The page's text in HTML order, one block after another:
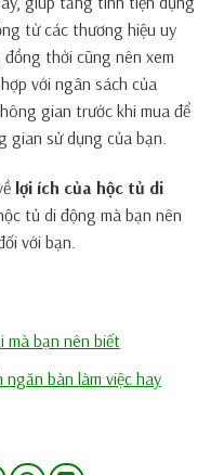
từ các thương hiệu uy
thời cũng nên xem
với ngân sách của
gian trước khi mua để
gian sử dụng của bạn.
lợi ích của hộc tủ di
tủ di động mà bạn nên
với bạn.
mà bạn nên biết
bàn làm việc hay